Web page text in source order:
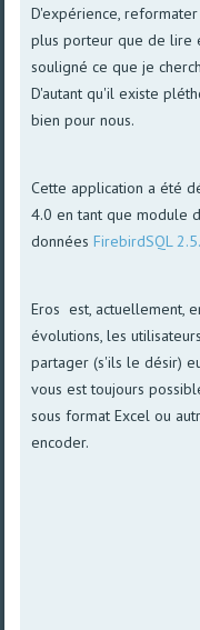
D'expérience,
plus porteur que de lire
souligné ce que je
D'autant qu'il existe
bien pour nous.
Cette application a été
4.0 en tant que module
donnéesFirebirdSQL
Eros est, actuellement,
évolutions, les
partager (s'ils le désir)
vous est toujours
sous format Excel ou
encoder.